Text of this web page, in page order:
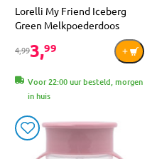
Lorelli My Friend Iceberg
Green Melkpoederdoos
4,993,99
Voor 22:00 uur besteld, morgen
in huis